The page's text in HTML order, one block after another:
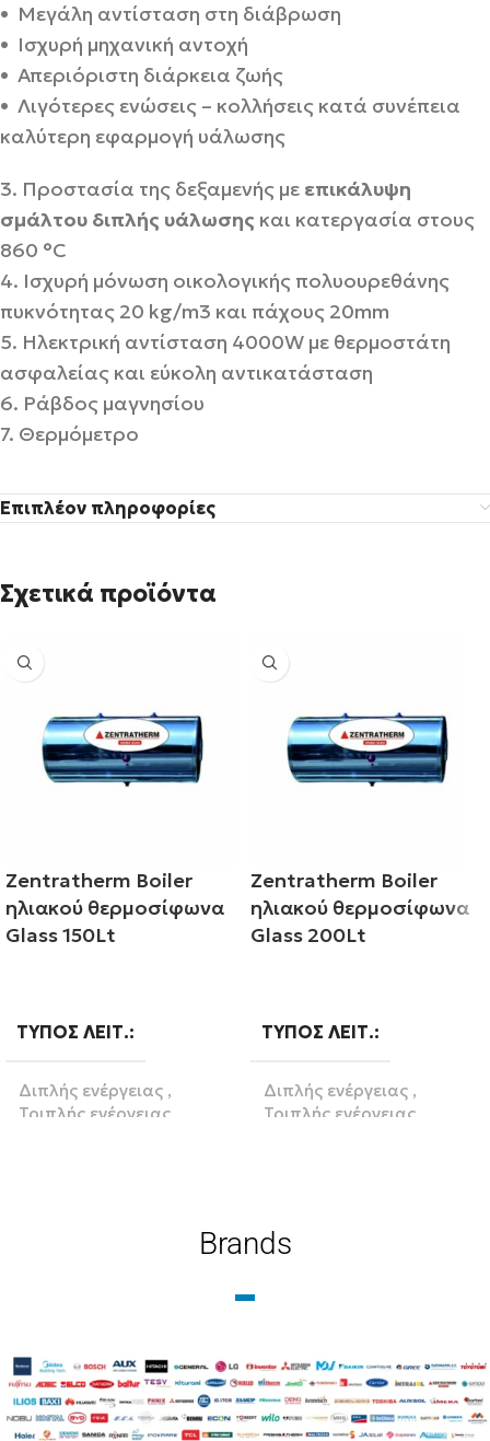
• Μεγάλη αντίσταση στη διάβρωση
• Ισχυρή μηχανική αντοχή
• Απεριόριστη διάρκεια ζωής
• Λιγότερες ενώσεις – κολλήσεις κατά συνέπεια
καλύτερη εφαρµογή υάλωσης
3. Προστασία της δεξαμενής με επικάλυψη
σμάλτου διπλής υάλωσης και κατεργασία στους
860 °C
4. Ισχυρή µόνωση οικολογικής πολυουρεθάνης
πυκνότητας 20 kg/m3 και πάχους 20mm
5. Ηλεκτρική αντίσταση 4000W µε θερµοστάτη
ασφαλείας και εύκολη αντικατάσταση
6. Ράβδος μαγνησίου
7. Θερµόµετρο
Επιπλέον πληροφορίες
Σχετικά προϊόντα
Zentratherm Boiler
ηλιακού θερμοσίφωνα
Glass 150Lt
ΤΎΠΟΣ ΛΕΙΤ.
Διπλής ενέργειας ,
Τριπλής ενέργειας
ΥΛΙΚΌ Glass
Zentratherm Boiler
ηλιακού θερμοσίφωνα
Glass 200Lt
ΤΎΠΟΣ ΛΕΙΤ.
Διπλής ενέργειας ,
Τριπλής ενέργειας
BRAND
ΥΛΙΚΌ Glass
Brands